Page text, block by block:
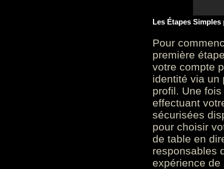
Les Étapes
Pour
première
votre compte
identité via un
profil. Une
effectuant
sécurisées
pour choisir
de table en
responsables
expérience